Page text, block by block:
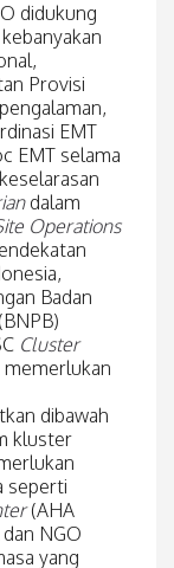
didukung
Provisi
EMT
EMT selama
dalam
Operations
Badan
Cluster
memerlukan
dibawah
kluster
seperti
(AHA
NGO
yang